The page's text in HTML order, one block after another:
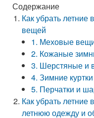
Содержание
Как убрать
вещей
1. Меховые
2. Кожаные
3. Шерстяные и
4. Зимние
5. Перчатки и
Как убрать
летнюю одежду и